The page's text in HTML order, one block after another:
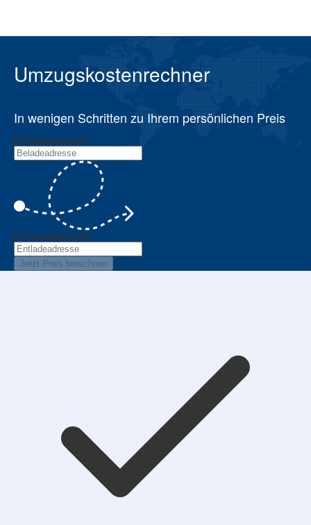
Umzugskostenrechner
In wenigen Schritten zu Ihrem persönlichen Preis
Beladeadresse
Entladeadresse
Jetzt Preis berechnen